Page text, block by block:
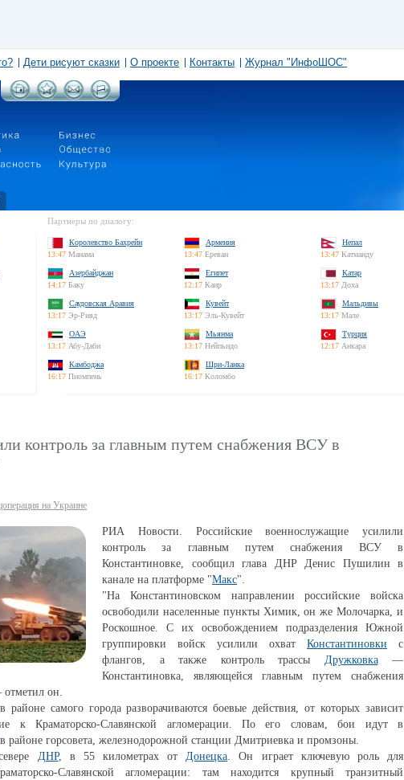
Дети рисуют сказки О проекте Контакты Журнал "ИнфоШОС"
Партнеры по диалогу:
Королевство Бахрейн
13:47 Манама
Армения
13:47 Ереван
Непал
13:47 Катманду
Азербайджан
14:17 Баку
Египет
12:17 Каир
Катар
13:17 Доха
Саудовская Аравия
13:17 Эр-Рияд
Кувейт
13:17 Эль-Кувейт
Мальдивы
13:17 Мале
ОАЭ
13:17 Абу-Даби
Мьянма
13:17 Нейпьидо
Турция
12:17 Анкара
Камбоджа
16:17 Пномпень
Шри-Ланка
16:17 Коломбо
контроль за главным путем снабжения ВСУ в
на Украине
РИА Новости. Российские военнослужащие усилили
контроль за главным путем снабжения ВСУ в
Константиновке, сообщил глава ДНР Денис Пушилин в
канале на платформе "Макс".
"На Константиновском направлении российские войска
освободили населенные пункты Химик, он же Молочарка, и
Роскошное. С их освобождением подразделения Южной
группировки войск усилили охват Константиновки с
флангов, а также контроль трассы Дружковка—
Константиновка, являющейся главным путем снабжения
он.
районе самого города разворачиваются боевые действия, от которых зависит
к Краматорско-Славянской агломерации. По его словам, бои идут в
районе горсовета, железнодорожной станции Дмитриевка и промзоны.
ДНР, в 55 километрах отДонецка. Он играет ключевую роль для
Славянской агломерации: там находится крупный транзитный